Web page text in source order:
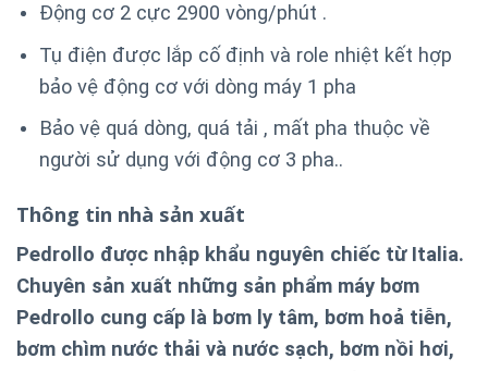
Động cơ 2 cực 2900 vòng/phút .
Tụ điện được lắp cố định và role nhiệt kết hợp
bảo vệ động cơ với dòng máy 1 pha
Bảo vệ quá dòng, quá tải , mất pha thuộc về
người sử dụng với động cơ 3 pha..
Thông tin nhà sản xuất
Pedrollo được nhập khẩu nguyên chiếc từ Italia.
Chuyên sản xuất những sản phẩm máy bơm
Pedrollo cung cấp là bơm ly tâm, bơm hoả tiễn,
bơm chìm nước thải và nước sạch, bơm nồi hơi,